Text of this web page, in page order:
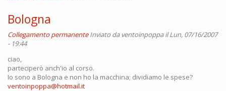
Bologna
Collegamento permanente Inviato daventoinpoppail Lun, 07/16/2007
- 19:44
ciao,
parteciperò anch'io al corso.
Io sono a Bologna e non ho la macchina; dividiamo le spese?
ventoinpoppa@hotmail.it